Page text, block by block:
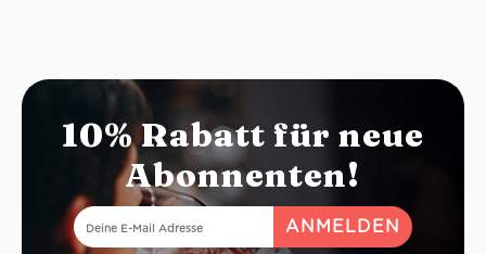
10% Rabatt für neue
Abonnenten!